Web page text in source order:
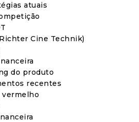
atuais
Cine Technik)
do produto
recentes
vermelho